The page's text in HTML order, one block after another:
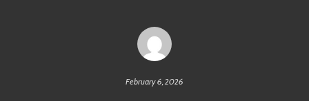
February 6, 2026